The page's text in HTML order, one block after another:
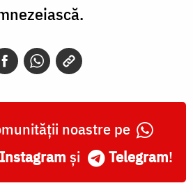
noastre pe
Instagram și Telegram!